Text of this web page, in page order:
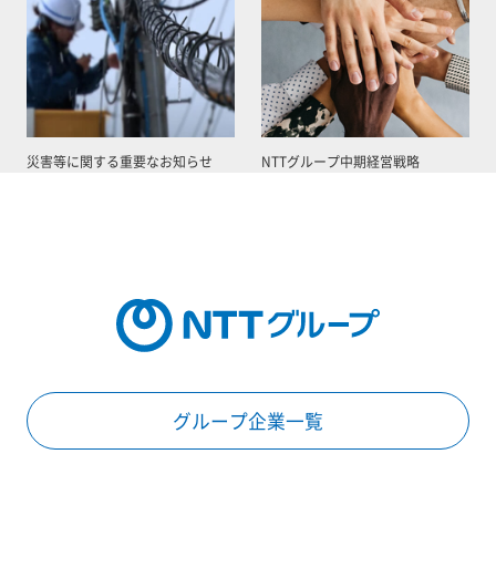
災害等に関する重要なお知らせ NTTグループ中期経営戦略
グループ企業一覧